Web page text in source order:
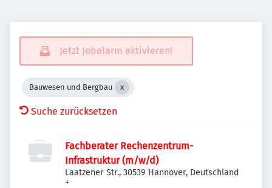
Jetzt Jobalarm aktivieren!
Bauwesen und Bergbau
Suche zurücksetzen
Fachberater Rechenzentrum-
Infrastruktur (m/w/d)
Laatzener Str., 30539 Hannover, Deutschland
+